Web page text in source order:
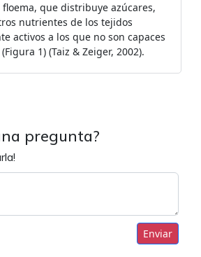
que distribuye azúcares,
nutrientes de los tejidos
activos a los que no son capaces
1) (Taiz & Zeiger, 2002).
pregunta?
Enviar